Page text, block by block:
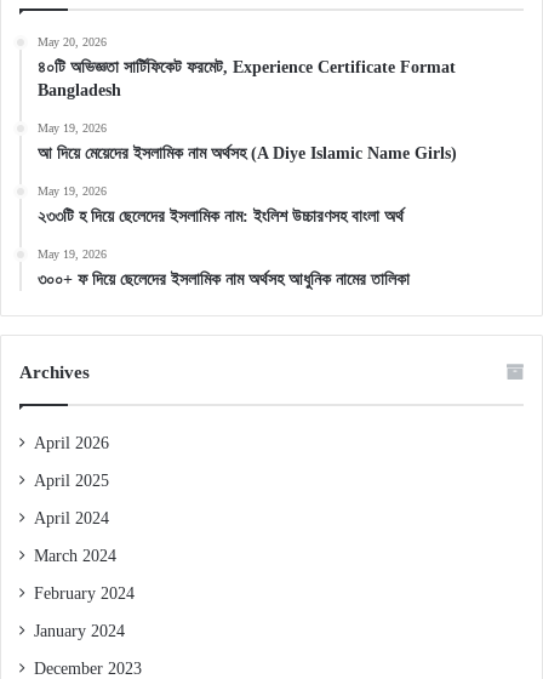
May 20, 2026
৪০টি অভিজ্ঞতা সার্টিফিকেট ফরমেট, Experience Certificate Format
Bangladesh
May 19, 2026
আ দিয়ে মেয়েদের ইসলামিক নাম অর্থসহ (A Diye Islamic Name Girls)
May 19, 2026
২৩৩টি হ দিয়ে ছেলেদের ইসলামিক নাম: ইংলিশ উচ্চারণসহ বাংলা অর্থ
May 19, 2026
৩০০+ ফ দিয়ে ছেলেদের ইসলামিক নাম অর্থসহ আধুনিক নামের তালিকা
Archives
April 2026
April 2025
April 2024
March 2024
February 2024
January 2024
December 2023